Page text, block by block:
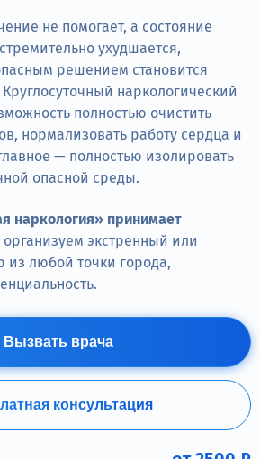
не помогает, а состояние
ухудшается,
решением становится
наркологический
полностью очистить
нормализовать работу сердца и
— полностью изолировать
опасной среды.
наркология» принимает
экстренный или
из любой точки города,
Вызвать врача
консультация